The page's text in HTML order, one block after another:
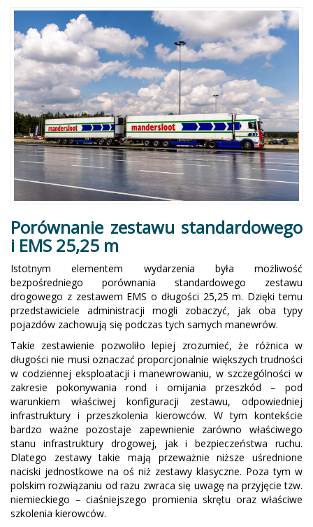
Porównanie zestawu standardowego
i EMS 25,25 m
Istotnym elementem wydarzenia była możliwość
bezpośredniego porównania standardowego zestawu
drogowego z zestawem EMS o długości 25,25 m. Dzięki temu
przedstawiciele administracji mogli zobaczyć, jak oba typy
pojazdów zachowują się podczas tych samych manewrów.
Takie zestawienie pozwoliło lepiej zrozumieć, że różnica w
długości nie musi oznaczać proporcjonalnie większych trudności
w codziennej eksploatacji i manewrowaniu, w szczególności w
zakresie pokonywania rond i omijania przeszkód – pod
warunkiem właściwej konfiguracji zestawu, odpowiedniej
infrastruktury i przeszkolenia kierowców. W tym kontekście
bardzo ważne pozostaje zapewnienie zarówno właściwego
stanu infrastruktury drogowej, jak i bezpieczeństwa ruchu.
Dlatego zestawy takie mają przeważnie niższe uśrednione
naciski jednostkowe na oś niż zestawy klasyczne. Poza tym w
polskim rozwiązaniu od razu zwraca się uwagę na przyjęcie tzw.
niemieckiego – ciaśniejszego promienia skrętu oraz właściwe
szkolenia kierowców.